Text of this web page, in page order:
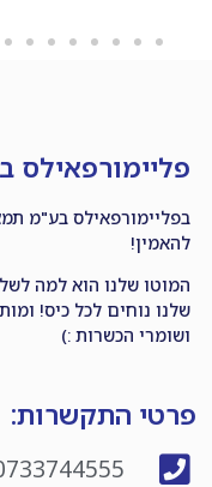
פליימורפאילס
בפליימורפאילס בע"מ
להאמין!
המוטו שלנו הוא למה
שלנו נוחים לכל כיס!
ושומרי הכשרות :)
פרטי התקשרות: